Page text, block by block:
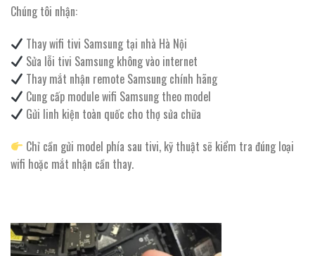
Chúng tôi nhận:
Thay wifi tivi Samsung tại nhà Hà Nội
Sửa lỗi tivi Samsung không vào internet
Thay mắt nhận remote Samsung chính hãng
Cung cấp module wifi Samsung theo model
Gửi linh kiện toàn quốc cho thợ sửa chữa
Chỉ cần gửi model phía sau tivi, kỹ thuật sẽ kiểm tra đúng loại
wifi hoặc mắt nhận cần thay.